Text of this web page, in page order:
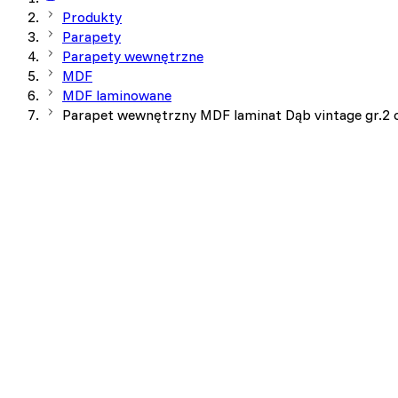
Produkty
Parapety
Parapety wewnętrzne
MDF
MDF laminowane
Parapet wewnętrzny MDF laminat Dąb vintage gr.2